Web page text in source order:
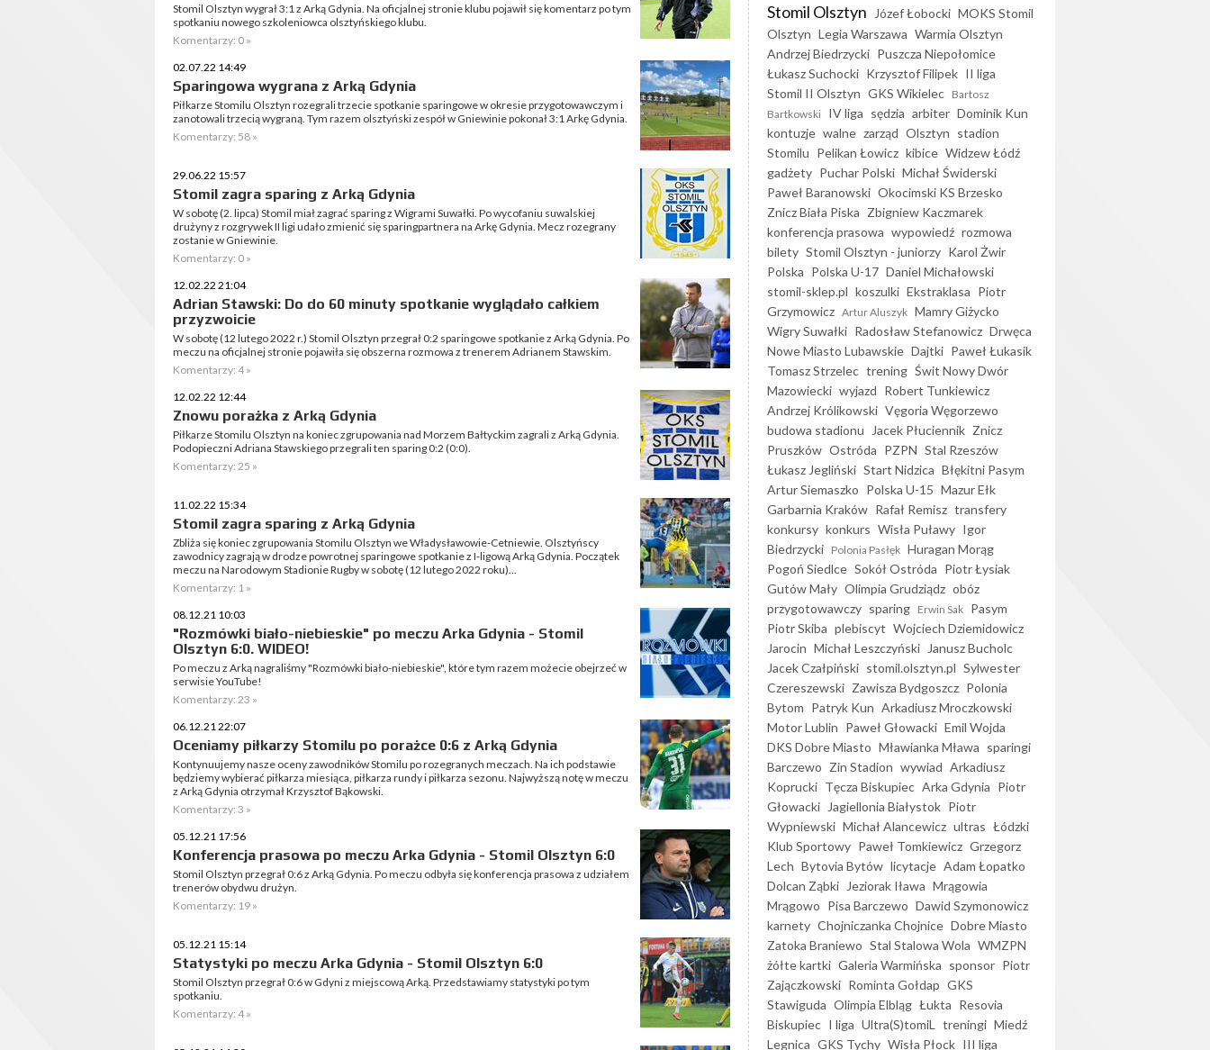
Stomil Olsztyn wygrał 3:1 z Arką Gdynia. Na oficjalnej stronie klubu pojawił się komentarz po tym
spotkaniu nowego szkoleniowca olsztyńskiego klubu.
Komentarzy: 0 »
02.07.22 14:49
Sparingowa wygrana z Arką Gdynia
Piłkarze Stomilu Olsztyn rozegrali trzecie spotkanie sparingowe w okresie przygotowawczym i
zanotowali trzecią wygraną. Tym razem olsztyński zespół w Gniewinie pokonał 3:1 Arkę Gdynia.
Komentarzy: 58 »
29.06.22 15:57
Stomil zagra sparing z Arką Gdynia
W sobotę (2. lipca) Stomil miał zagrać sparing z Wigrami Suwałki. Po wycofaniu suwalskiej
drużyny z rozgrywek II ligi udało zmienić się sparingpartnera na Arkę Gdynia. Mecz rozegrany
zostanie w Gniewinie.
Komentarzy: 0 »
12.02.22 21:04
Adrian Stawski: Do do 60 minuty spotkanie wyglądało całkiem
przyzwoicie
W sobotę (12 lutego 2022 r.) Stomil Olsztyn przegrał 0:2 sparingowe spotkanie z Arką Gdynia. Po
meczu na oficjalnej stronie pojawiła się obszerna rozmowa z trenerem Adrianem Stawskim.
Komentarzy: 4 »
12.02.22 12:44
Znowu porażka z Arką Gdynia
Piłkarze Stomilu Olsztyn na koniec zgrupowania nad Morzem Bałtyckim zagrali z Arką Gdynia.
Podopieczni Adriana Stawskiego przegrali ten sparing 0:2 (0:0).
Komentarzy: 25 »
11.02.22 15:34
Stomil zagra sparing z Arką Gdynia
Zbliża się koniec zgrupowania Stomilu Olsztyn we Władysławowie-Cetniewie. Olsztyńscy
zawodnicy zagrają w drodze powrotnej sparingowe spotkanie z I-ligową Arką Gdynia. Początek
meczu na Narodowym Stadionie Rugby w sobotę (12 lutego 2022 roku)...
Komentarzy: 1 »
08.12.21 10:03
"Rozmówki biało-niebieskie" po meczu Arka Gdynia - Stomil
Olsztyn 6:0. WIDEO!
Po meczu z Arką nagraliśmy "Rozmówki biało-niebieskie", które tym razem możecie obejrzeć w
serwisie YouTube!
Komentarzy: 23 »
06.12.21 22:07
Oceniamy piłkarzy Stomilu po porażce 0:6 z Arką Gdynia
Kontynuujemy nasze oceny zawodników Stomilu po rozegranych meczach. Na ich podstawie
będziemy wybierać piłkarza miesiąca, piłkarza rundy i piłkarza sezonu. Najwyższą notę w meczu
z Arką Gdynia otrzymał Krzysztof Bąkowski.
Komentarzy: 3 »
05.12.21 17:56
Konferencja prasowa po meczu Arka Gdynia - Stomil Olsztyn 6:0
Stomil Olsztyn przegrał 0:6 z Arką Gdynia. Po meczu odbyła się konferencja prasowa z udziałem
trenerów obydwu drużyn.
Komentarzy: 19 »
05.12.21 15:14
Statystyki po meczu Arka Gdynia - Stomil Olsztyn 6:0
Stomil Olsztyn przegrał 0:6 w Gdyni z miejscową Arką. Przedstawiamy statystyki po tym
spotkaniu.
Komentarzy: 4 »
Stomil Olsztyn Józef Łobocki MOKS Stomil
Olsztyn Legia Warszawa Warmia Olsztyn
Andrzej Biedrzycki Puszcza Niepołomice
Łukasz Suchocki Krzysztof Filipek II liga
Stomil II Olsztyn GKS Wikielec Bartosz
Bartkowski IV liga sędzia arbiter Dominik Kun
kontuzje walne zarząd Olsztyn stadion
Stomilu Pelikan Łowicz kibice Widzew Łódź
gadżety Puchar Polski Michał Świderski
Paweł Baranowski Okocimski KS Brzesko
Znicz Biała Piska Zbigniew Kaczmarek
konferencja prasowa wypowiedź rozmowa
bilety Stomil Olsztyn - juniorzy Karol Żwir
Polska Polska U-17 Daniel Michałowski
stomil-sklep.pl koszulki Ekstraklasa Piotr
Grzymowicz Artur Aluszyk Mamry Giżycko
Wigry Suwałki Radosław Stefanowicz Drwęca
Nowe Miasto Lubawskie Dajtki Paweł Łukasik
Tomasz Strzelec trening Świt Nowy Dwór
Mazowiecki wyjazd Robert Tunkiewicz
Andrzej Królikowski Vęgoria Węgorzewo
budowa stadionu
Jacek Płuciennik Znicz
Pruszków Ostróda PZPN Stal Rzeszów
Łukasz Jegliński Start Nidzica Błękitni Pasym
Artur Siemaszko Polska U-15 Mazur Ełk
Garbarnia Kraków Rafał Remisz transfery
konkursy konkurs Wisła Puławy Igor
Biedrzycki Polonia Pasłęk Huragan Morąg
Pogoń Siedlce Sokół Ostróda Piotr Łysiak
Gutów Mały Olimpia Grudziądz obóz
przygotowawczy sparing Erwin Sak Pasym
Piotr Skiba plebiscyt Wojciech Dziemidowicz
Jarocin Michał Leszczyński
Janusz Bucholc
Jacek Czałpiński stomil.olsztyn.pl Sylwester
Czereszewski Zawisza Bydgoszcz Polonia
Bytom Patryk Kun Arkadiusz Mroczkowski
Motor Lublin Paweł Głowacki Emil Wojda
DKS Dobre Miasto Mławianka Mława sparingi
Barczewo Zin Stadion wywiad Arkadiusz
Koprucki Tęcza Biskupiec Arka Gdynia Piotr
Głowacki
Jagiellonia Białystok Piotr
Wypniewski Michał Alancewicz ultras Łódzki
Klub Sportowy Paweł Tomkiewicz Grzegorz
Lech Bytovia Bytów licytacje Adam Łopatko
Dolcan Ząbki
Jeziorak Iława Mrągowia
Mrągowo Pisa Barczewo Dawid Szymonowicz
karnety Chojniczanka Chojnice Dobre Miasto
Zatoka Braniewo Stal Stalowa Wola WMZPN
żółte kartki Galeria Warmińska sponsor Piotr
Zajączkowski Rominta Gołdap GKS
Stawiguda Olimpia Elbląg Łukta Resovia
Biskupiec I liga Ultra(S)tomiL treningi Miedź
Legnica GKS Tychy Wisła Płock III liga